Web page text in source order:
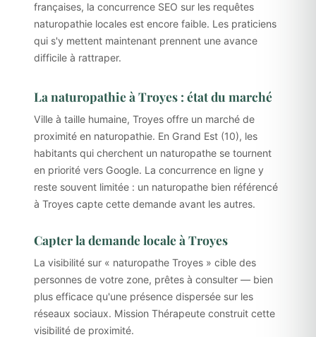
françaises, la concurrence SEO sur les requêtes
naturopathie locales est encore faible. Les praticiens
qui s'y mettent maintenant prennent une avance
difficile à rattraper.
La naturopathie à Troyes : état du marché
Ville à taille humaine, Troyes offre un marché de
proximité en naturopathie. En Grand Est (10), les
habitants qui cherchent un naturopathe se tournent
en priorité vers Google. La concurrence en ligne y
reste souvent limitée : un naturopathe bien référencé
à Troyes capte cette demande avant les autres.
Capter la demande locale à Troyes
La visibilité sur « naturopathe Troyes » cible des
personnes de votre zone, prêtes à consulter — bien
plus efficace qu'une présence dispersée sur les
réseaux sociaux. Mission Thérapeute construit cette
visibilité de proximité.